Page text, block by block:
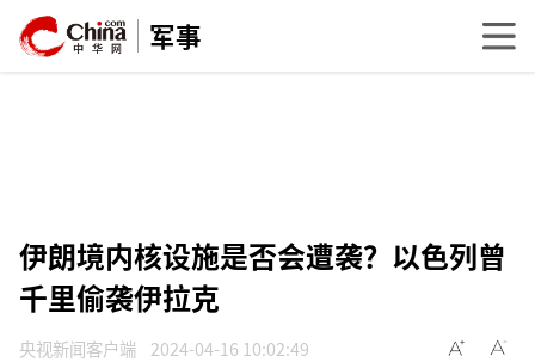
军事
伊朗境内核设施是否会遭袭？以色列曾
千里偷袭伊拉克
央视新闻客户端 2024-04-16 10:02:49